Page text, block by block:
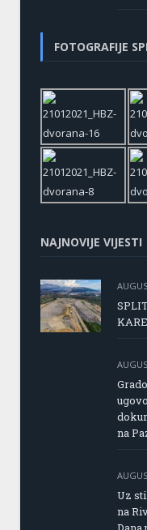
FOTOGRAFIJE
NAJNOVIJE VIJESTI
na
Uz
na